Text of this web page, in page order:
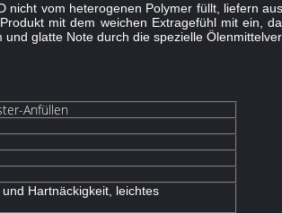
vom heterogenen Polymer füllt, liefern
mit dem weichen Extragefühl mit ein,
glatte Note durch die spezielle
Anfüllen
Hartnäckigkeit, leichtes